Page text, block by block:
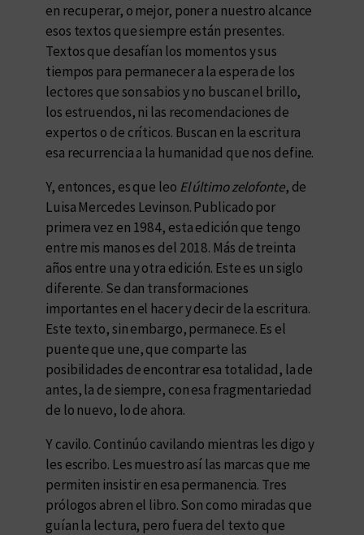
en recuperar, o mejor, poner a nuestro alcance
esos textos que siempre están presentes.
Textos que desafían los momentos y sus
tiempos para permanecer a la espera de los
lectores que son sabios y no buscan el brillo,
los estruendos, ni las recomendaciones de
expertos o de críticos. Buscan en la escritura
esa recurrencia a la humanidad que nos define.
Y, entonces, es que leo El último zelofonte, de
Luisa Mercedes Levinson. Publicado por
primera vez en 1984, esta edición que tengo
entre mis manos es del 2018. Más de treinta
años entre una y otra edición. Este es un siglo
diferente. Se dan transformaciones
importantes en el hacer y decir de la escritura.
Este texto, sin embargo, permanece. Es el
puente que une, que comparte las
posibilidades de encontrar esa totalidad, la de
antes, la de siempre, con esa fragmentariedad
de lo nuevo, lo de ahora.
Y cavilo. Continúo cavilando mientras les digo y
les escribo. Les muestro así las marcas que me
permiten insistir en esa permanencia. Tres
prólogos abren el libro. Son como miradas que
guían la lectura, pero fuera del texto que